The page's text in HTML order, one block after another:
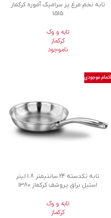
تابه تخم مرغ پز سرامیک آموره کرکماز
1515
تابه و وک
کرکماز
ناموجود
اتمام موجودی
تابه تکدسته 24 سانتیمتر 1.8 لیتر
استیل براق پروشف کرکماز 1380
تابه و وک
کرکماز